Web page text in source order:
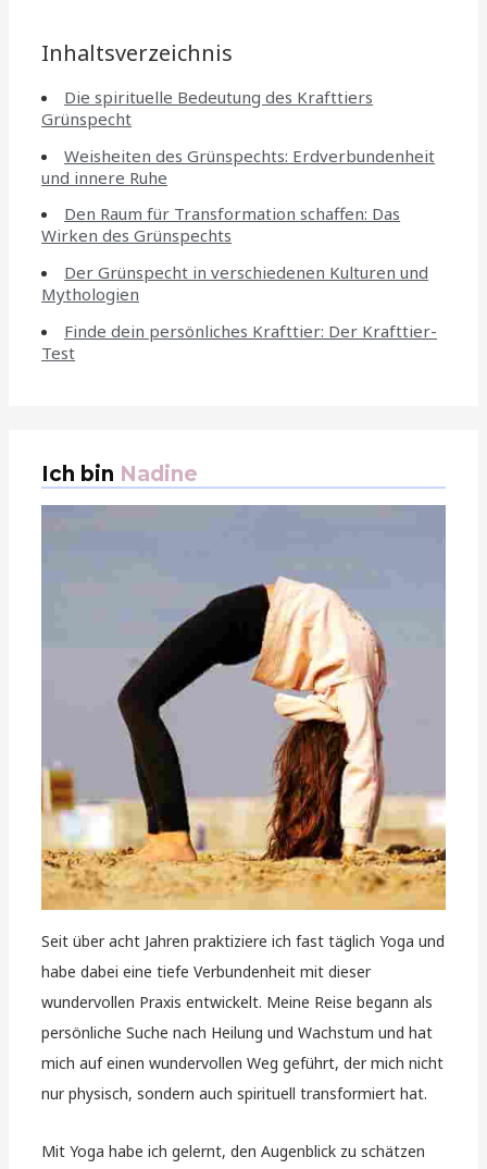
Inhaltsverzeichnis
Die spirituelle Bedeutung des Krafttiers
Grünspecht
Weisheiten des Grünspechts: Erdverbundenheit
und innere Ruhe
Den Raum für Transformation schaffen: Das
Wirken des Grünspechts
Der Grünspecht in verschiedenen Kulturen und
Mythologien
Finde dein persönliches Krafttier: Der Krafttier-
Test
Ich bin Nadine
Seit über acht Jahren praktiziere ich fast täglich Yoga und
habe dabei eine tiefe Verbundenheit mit dieser
wundervollen Praxis entwickelt. Meine Reise begann als
persönliche Suche nach Heilung und Wachstum und hat
mich auf einen wundervollen Weg geführt, der mich nicht
nur physisch, sondern auch spirituell transformiert hat.
Mit Yoga habe ich gelernt, den Augenblick zu schätzen